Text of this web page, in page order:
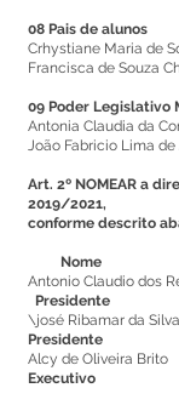
08 Pais de alunos
Crhystiane Maria de
Francisca de Souza
09 Poder Legislativo
Antonia Claudia da
João Fabricio Lima de
Art. 2º NOMEAR a
2019/2021,
conforme descrito
Nome
Antonio Claudio dos
Presidente
\josé
Presidente
Alcy de
Executivo